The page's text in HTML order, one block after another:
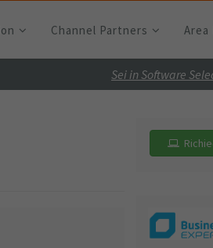
Channel Partners Area
Sei in Software